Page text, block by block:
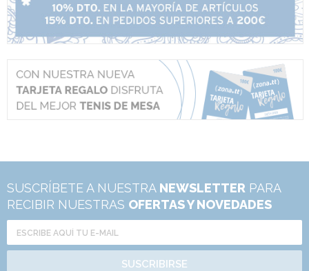
SUSCRÍBETE A NUESTRA NEWSLETTER PARA
RECIBIR NUESTRAS OFERTAS Y NOVEDADES
SUSCRIBIRSE